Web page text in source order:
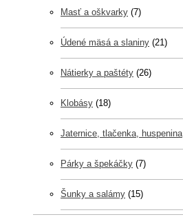
Masť a oškvarky (7)
Údené mäsá a slaniny (21)
Nátierky a paštéty (26)
Klobásy (18)
Jaternice, tlačenka, huspenina
Párky a špekáčky (7)
Šunky a salámy (15)